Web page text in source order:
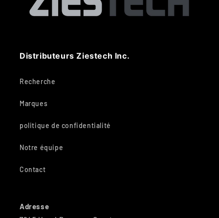
Distributeurs Ziestech Inc.
Recherche
Marques
politique de confidentialité
Notre équipe
Contact
Adresse